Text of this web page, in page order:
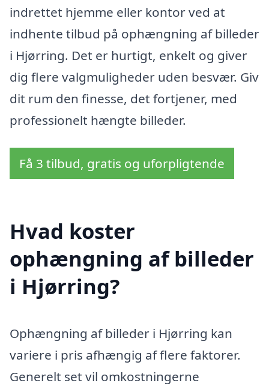
indrettet hjemme eller kontor ved at
indhente tilbud på ophængning af billeder
i Hjørring. Det er hurtigt, enkelt og giver
dig flere valgmuligheder uden besvær. Giv
dit rum den finesse, det fortjener, med
professionelt hængte billeder.
Få 3 tilbud, gratis og uforpligtende
Hvad koster
ophængning af billeder
i Hjørring?
Ophængning af billeder i Hjørring kan
variere i pris afhængig af flere faktorer.
Generelt set vil omkostningerne